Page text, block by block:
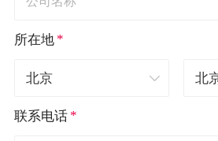
所在地 *
联系电话 *